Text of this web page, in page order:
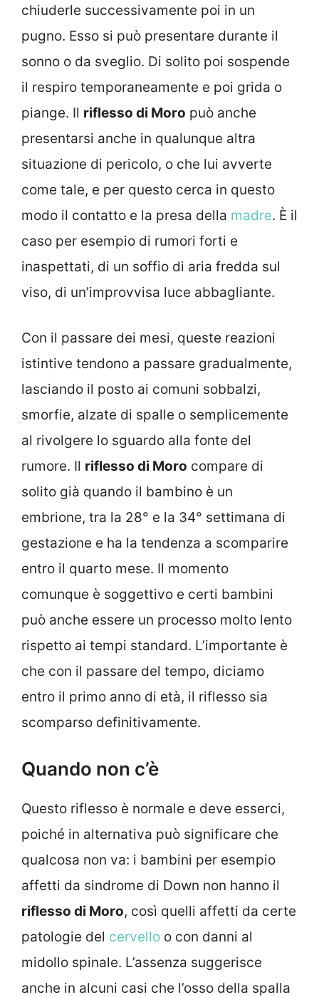
chiuderle successivamente poi in un
pugno. Esso si può presentare durante il
sonno o da sveglio. Di solito poi sospende
il respiro temporaneamente e poi grida o
piange. Il riflesso di Moro può anche
presentarsi anche in qualunque altra
situazione di pericolo, o che lui avverte
come tale, e per questo cerca in questo
modo il contatto e la presa della madre. È il
caso per esempio di rumori forti e
inaspettati, di un soffio di aria fredda sul
viso, di un’improvvisa luce abbagliante.
Con il passare dei mesi, queste reazioni
istintive tendono a passare gradualmente,
lasciando il posto ai comuni sobbalzi,
smorfie, alzate di spalle o semplicemente
al rivolgere lo sguardo alla fonte del
rumore. Il riflesso di Moro compare di
solito già quando il bambino è un
embrione, tra la 28° e la 34° settimana di
gestazione e ha la tendenza a scomparire
entro il quarto mese. Il momento
comunque è soggettivo e certi bambini
può anche essere un processo molto lento
rispetto ai tempi standard. L’importante è
che con il passare del tempo, diciamo
entro il primo anno di età, il riflesso sia
scomparso definitivamente.
Quando non c’è
Questo riflesso è normale e deve esserci,
poiché in alternativa può significare che
qualcosa non va: i bambini per esempio
affetti da sindrome di Down non hanno il
riflesso di Moro, così quelli affetti da certe
patologie del cervello o con danni al
midollo spinale. L’assenza suggerisce
anche in alcuni casi che l’osso della spalla